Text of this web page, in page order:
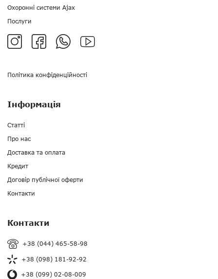
Політика конфіденційності
Охоронні системи Ajax
Послуги
Інформація
Статті
Про нас
Доставка та оплата
Кредит
Договір публічної оферти
Контакти
Контакти
+38 (044) 465-58-98
+38 (098) 181-92-92
+38 (099) 02-08-009